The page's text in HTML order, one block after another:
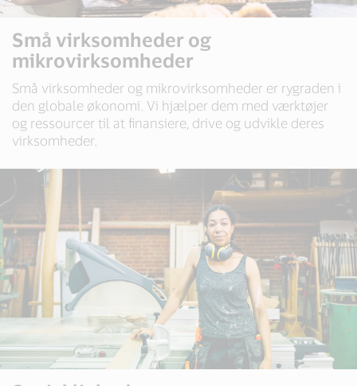
Små virksomheder og
mikrovirksomheder
Små virksomheder og mikrovirksomheder er rygraden i
den globale økonomi. Vi hjælper dem med værktøjer
og ressourcer til at finansiere, drive og udvikle deres
virksomheder.